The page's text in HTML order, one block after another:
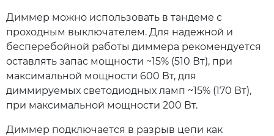
Диммер можно использовать в тандеме с
проходным выключателем. Для надежной и
бесперебойной работы диммера рекомендуется
оставлять запас мощности ~15% (510 Вт), при
максимальной мощности 600 Вт, для
диммируемых светодиодных ламп ~15% (170 Вт),
при максимальной мощности 200 Вт.
Диммер подключается в разрыв цепи как